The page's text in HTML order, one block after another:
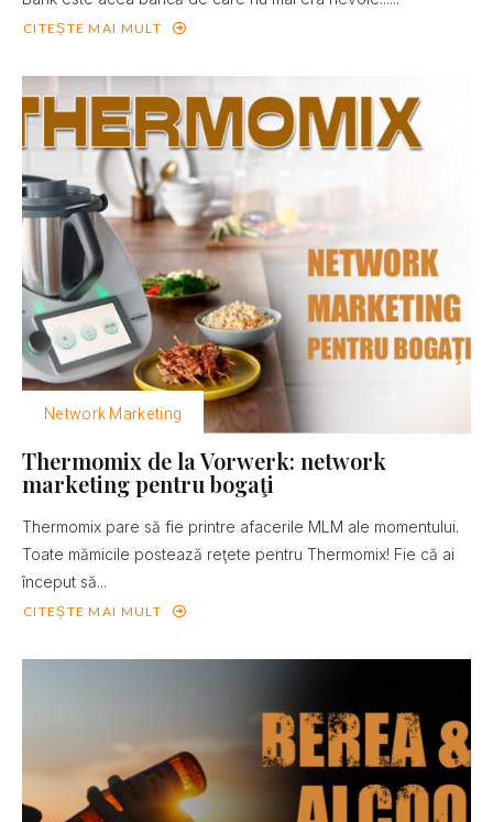
CITEȘTE MAI MULT
Network Marketing
Thermomix de la Vorwerk: network
marketing pentru bogaţi
Thermomix pare să fie printre afacerile MLM ale momentului.
Toate mămicile postează reţete pentru Thermomix! Fie că ai
început să...
CITEȘTE MAI MULT